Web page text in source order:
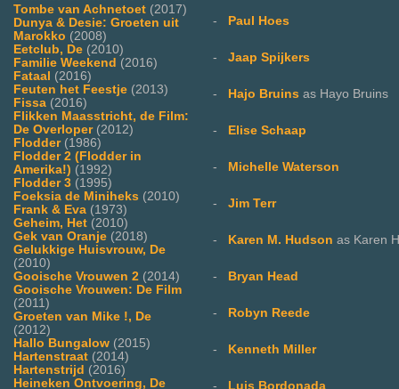
Tombe van Achnetoet (2017)
Dunya & Desie: Groeten uit
Marokko (2008)
Eetclub, De (2010)
Familie Weekend (2016)
Fataal (2016)
Feuten het Feestje (2013)
Fissa (2016)
Flikken Maasstricht, de Film:
De Overloper(2012)
Flodder(1986)
Flodder 2 (Flodder in
Amerika!) (1992)
Flodder 3 (1995)
Foeksia de Miniheks (2010)
Frank & Eva (1973)
Geheim, Het (2010)
Gek van Oranje (2018)
Gelukkige Huisvrouw, De
(2010)
Gooische Vrouwen 2 (2014)
Gooische Vrouwen: De Film
(2011)
Groeten van Mike !, De
(2012)
Hallo Bungalow (2015)
Hartenstraat (2014)
Hartenstrijd (2016)
Heineken Ontvoering, De
- Paul Hoes
- Jaap Spijkers
- Hajo Bruins as Hayo Bruins
- Elise Schaap
- Michelle Waterson
- Jim Terr
- Karen M. Hudson as Karen
- Bryan Head
- Robyn Reede
- Kenneth Miller
- Luis Bordonada